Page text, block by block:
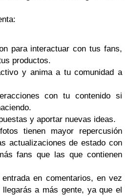
parainteractuar con tus fans,
productos.
y anima a tu comunidad a
con tu contenido si
y aportar nuevas ideas.
tienen mayor repercusión
actualizaciones de estado con
fans que las que contienen
en comentarios, en vez
a más gente, ya que el